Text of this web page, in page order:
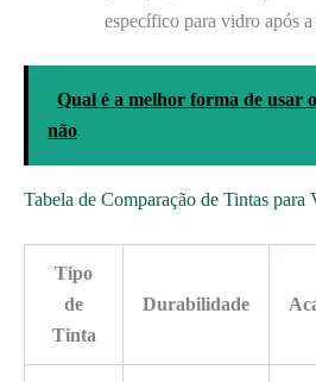
específico para vidro após
Qual é a melhor forma de usar
não
Tabela de Comparação de Tintas para
Tipo
de
Tinta
Durabilidade